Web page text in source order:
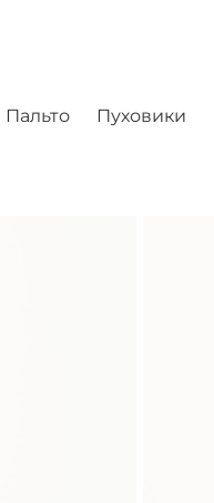
Пальто Пуховики